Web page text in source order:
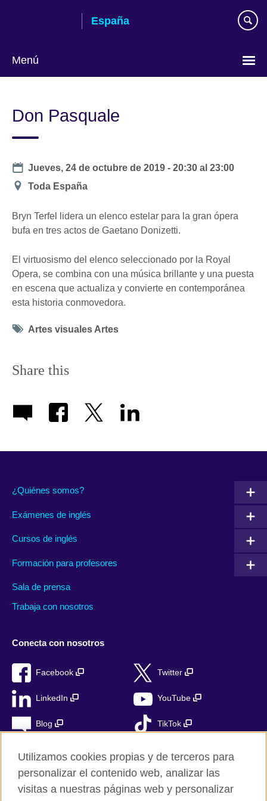
España
Menú
Don Pasquale
Date
Jueves, 24 de octubre de 2019 -20:30 al23:00
Ubicación
Toda España
Bryn Terfel lidera un elenco estelar para la gran ópera
bufa en tres actos de Gaetano Donizetti.
El virtuosismo del elenco seleccionado por la Royal
Opera, se combina con una música brillante y una puesta
en escena que actualiza y convierte en contemporánea
esta historia conmovedora.
Tag
Artes visuales Artes
Share this
¿Quiénes somos?
Exámenes de inglés
Cursos de inglés
Formación para profesores
Sala de prensa
Trabaja con nosotros
Conecta con nosotros
Facebook Twitter
LinkedIn YouTube
Blog TikTok
British Council Global
Utilizamos cookies propias y de terceros para
personalizar el contenido web, analizar las
visitas a nuestras páginas web y personalizar